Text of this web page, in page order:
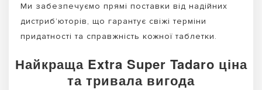
Ми забезпечуємо прямі поставки від надійних
дистриб’юторів, що гарантує свіжі терміни
придатності та справжність кожної таблетки.
Найкраща Extra Super Tadaro ціна
та тривала вигода